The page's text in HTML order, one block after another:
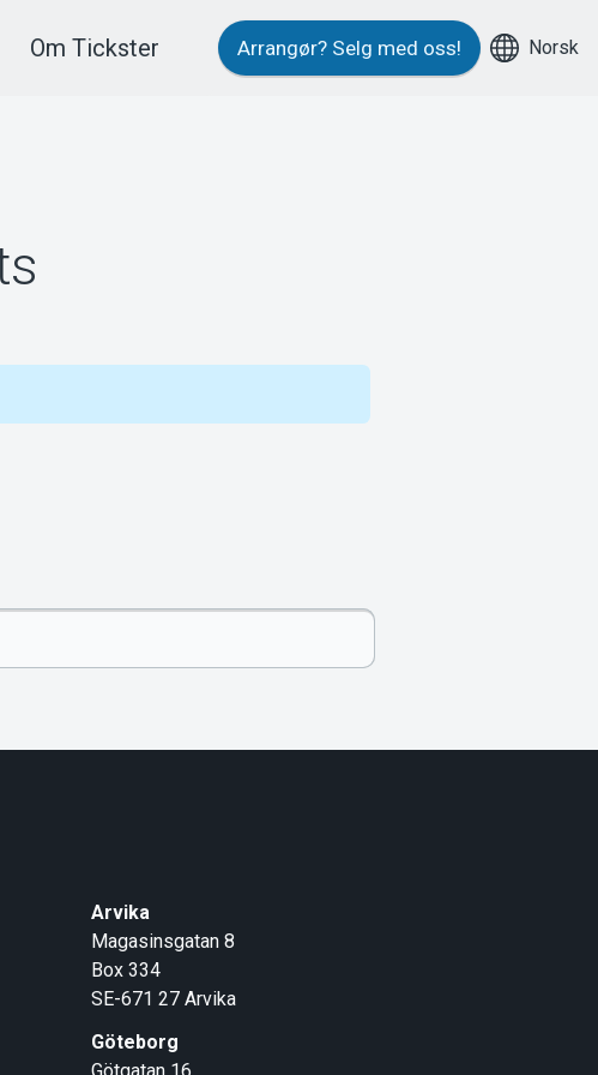
Om Tickster Arrangør? Selg med oss! Norsk
Arvika
Magasinsgatan 8
Box 334
SE-671 27 Arvika
Göteborg